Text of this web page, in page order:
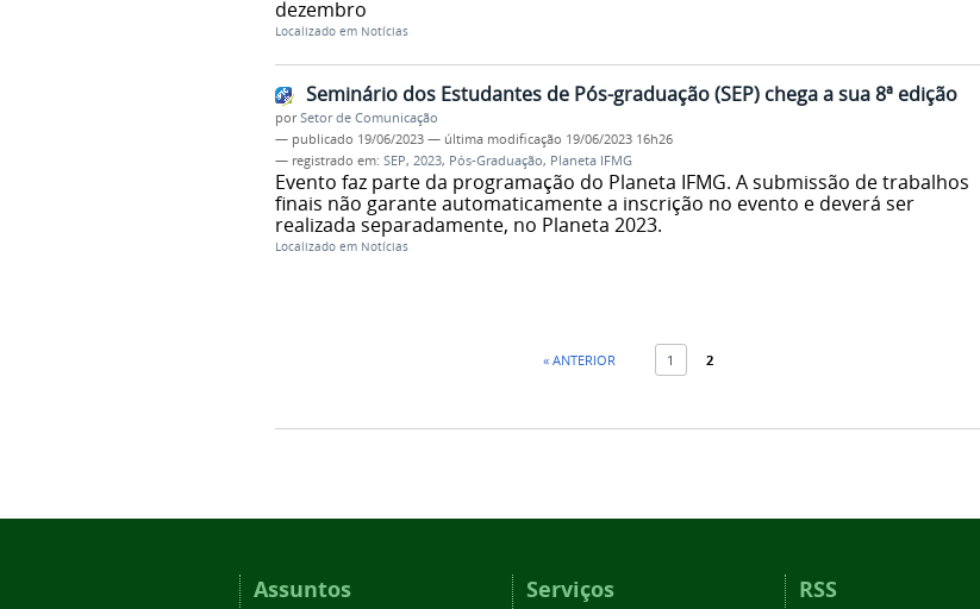
dezembro
Localizado em Notícias
Seminário dos Estudantes de Pós-graduação (SEP) chega a sua 8ª edição
porSetor de Comunicação
— publicado 19/06/2023 — última modificação 19/06/2023 16h26
— registrado em: SEP, 2023, Pós-Graduação, Planeta IFMG
Evento faz parte da programação do Planeta IFMG. A submissão de trabalhos
finais não garante automaticamente a inscrição no evento e deverá ser
realizada separadamente, no Planeta 2023.
Localizado em Notícias
« ANTERIOR 1 2
Assuntos Serviços RSS